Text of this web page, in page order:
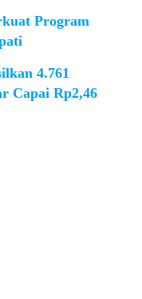
Program
4.761
Capai Rp2,46